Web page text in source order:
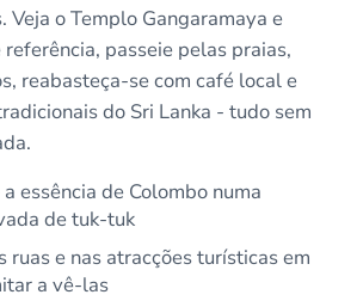
Veja o Templo Gangaramaya e
passeie pelas praias,
reabasteça-se com café local e
do Sri Lanka - tudo sem
essência de Colombo numa
de tuk-tuk
ruas e nas atracções turísticas em
a vê-las